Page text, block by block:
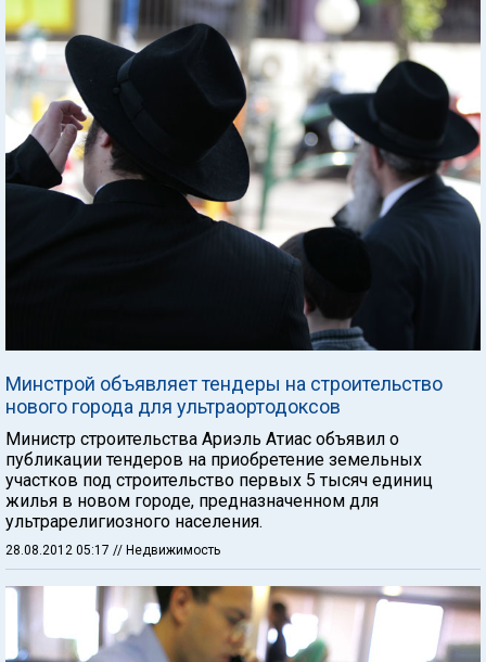
Минстрой объявляет тендеры на строительство
нового города для ультраортодоксов
Министр строительства Ариэль Атиас объявил о
публикации тендеров на приобретение земельных
участков под строительство первых 5 тысяч единиц
жилья в новом городе, предназначенном для
ультрарелигиозного населения.
28.08.2012 05:17 // Недвижимость